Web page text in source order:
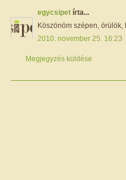
egycsipet írta...
Köszönöm szépen,
2010. november 25. 16:23
Megjegyzés küldése